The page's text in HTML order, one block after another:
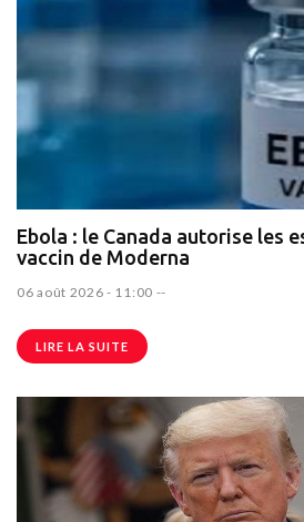
Ebola : le Canada autorise les
vaccin de Moderna
06 août 2026 - 11:00 --
LIRE LA SUITE